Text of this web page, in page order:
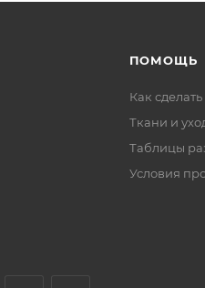
ПОМОЩЬ
Как сделать
Ткани и
Таблицы
Условия